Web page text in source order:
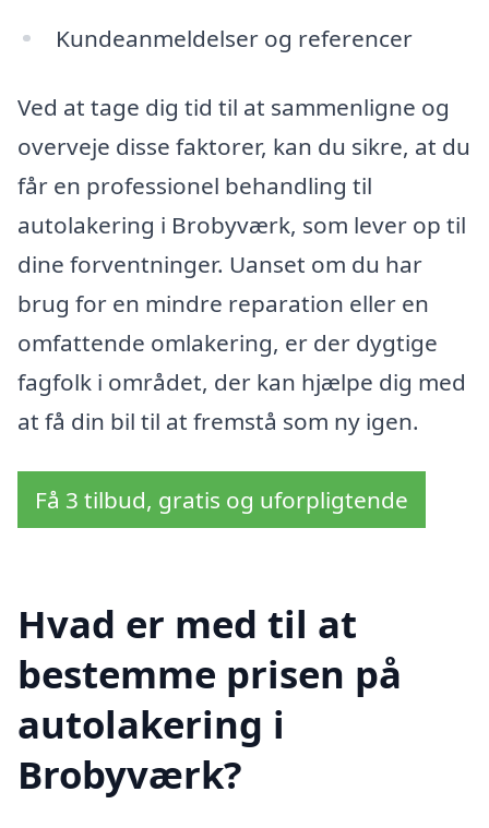
Kundeanmeldelser og referencer
Ved at tage dig tid til at sammenligne og
overveje disse faktorer, kan du sikre, at du
får en professionel behandling til
autolakering i Brobyværk, som lever op til
dine forventninger. Uanset om du har
brug for en mindre reparation eller en
omfattende omlakering, er der dygtige
fagfolk i området, der kan hjælpe dig med
at få din bil til at fremstå som ny igen.
Få 3 tilbud, gratis og uforpligtende
Hvad er med til at
bestemme prisen på
autolakering i
Brobyværk?